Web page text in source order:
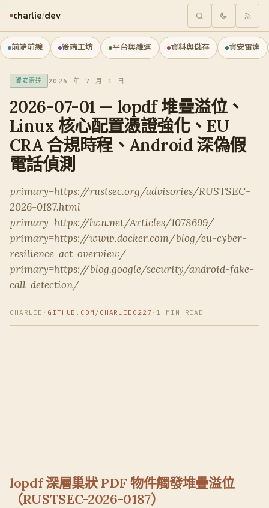
charlie/dev
前端前線 後端工坊 平台與維運 資料與儲存 資安雷達
資安雷達 2026 年 7 月 1 日
2026-07-01 — lopdf 堆疊溢位、
Linux 核心配置憑證強化、EU
CRA 合規時程、Android 深偽假
電話偵測
primary=https://rustsec.org/advisories/RUSTSEC-
2026-0187.html
primary=https://lwn.net/Articles/1078699/
primary=https://www.docker.com/blog/eu-cyber-
resilience-act-overview/
primary=https://blog.google/security/android-fake-
call-detection/
CHARLIE · GITHUB.COM/CHARLIE0227 · 1 MIN READ
lopdf 深層巢狀 PDF 物件觸發堆疊溢位
（RUSTSEC-2026-0187）